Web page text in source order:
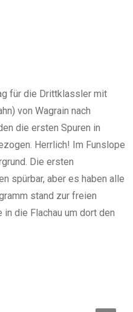
für die Drittklassler mit
von Wagrain nach
die ersten Spuren in
Herrlich! Im Funslope
Die ersten
spürbar, aber es haben alle
stand zur freien
die Flachau um dort den